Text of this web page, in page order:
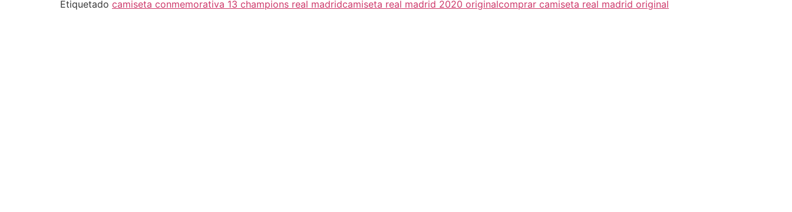
Etiquetado camiseta conmemorativa 13 champions real madridcamiseta real madrid 2020 originalcomprar camiseta real madrid original